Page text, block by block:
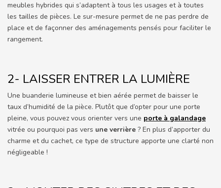
meubles hybrides qui s’adaptent à tous les usages et à toutes
les tailles de pièces. Le sur-mesure permet de ne pas perdre de
place et de façonner des aménagements pensés pour faciliter le
rangement.
2- LAISSER ENTRER LA LUMIÈRE
Une buanderie lumineuse et bien aérée permet de baisser le
taux d’humidité de la pièce. Plutôt que d’opter pour une porte
pleine, vous pouvez vous orienter vers une porte à galandage
vitrée ou pourquoi pas vers une verrière ? En plus d’apporter du
charme et du cachet, ce type de structure apporte une clarté non
négligeable !